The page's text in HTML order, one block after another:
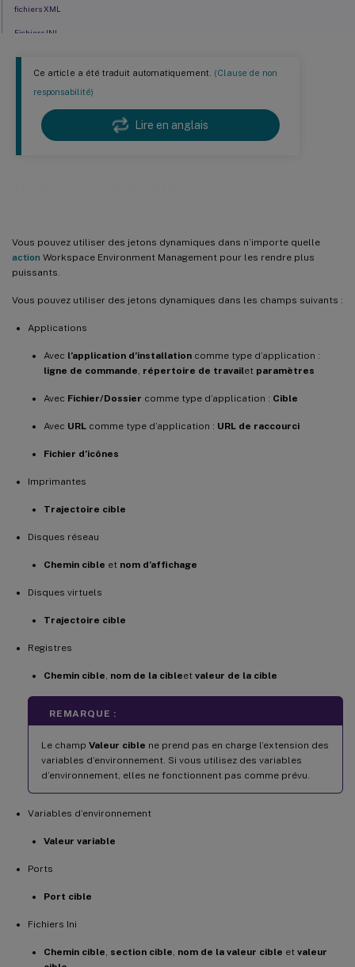
Ce article a été traduit automatiquement. (Clause de non
responsabilité)
Lire en anglais
Vous pouvez utiliser des jetons dynamiques dans n’importe quelle
action Workspace Environment Management pour les rendre plus
puissants.
Vous pouvez utiliser des jetons dynamiques dans les champs suivants :
Applications
Avec l’application d’installation comme type d’application :
ligne de commande répertoire de travailet paramètres
Avec Fichier/Dossier comme type d’application : Cible
Avec URL comme type d’application : URL de raccourci
Fichier d’icônes
Imprimantes
Trajectoire cible
Disques réseau
Chemin cible et nom d’affichage
Disques virtuels
Trajectoire cible
Registres
Chemin cible nom de la cibleet valeur de la cible
REMARQUE :
Le champ Valeur cible ne prend pas en charge l’extension des
variables d’environnement. Si vous utilisez des variables
d’environnement, elles ne fonctionnent pas comme prévu.
Variables d’environnement
Valeur variable
Ports
Port cible
Fichiers Ini
Chemin cible section cible nom de la valeur cible et valeur
fichiers XML
Fichiers INI
Informations supplémentaires